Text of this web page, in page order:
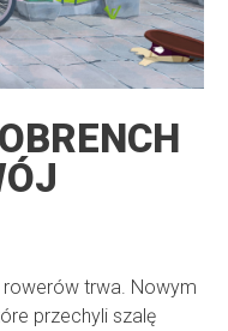
rowerów trwa. Nowym
przechyli szalę